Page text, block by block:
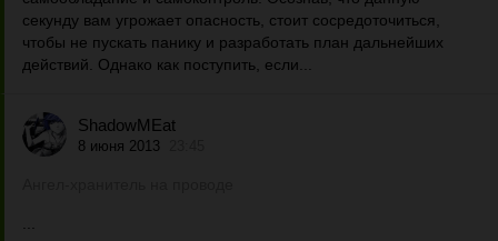
секунду вам угрожает опасность, стоит сосредоточиться,
чтобы не пускать панику и разработать план дальнейших
действий. Однако как поступить, если...
ShadowMEat
8 июня 2013